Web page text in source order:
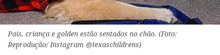
Pais, criança e golden estão sentados no chão. (Foto:
Reprodução/ Instagram @texaschildrens)